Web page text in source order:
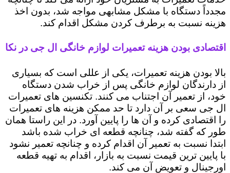
مجدداً دستگاه با مشکل مشابهی مواجه شد، بدون اخذ
هزینه نسبت به برطرف کردن مشکل اقدام کند.
اقتصادی بودن هزینه تعمیرات لوازم خانگی ال جی در نکا
بالا بودن هزینه تعمیرات، یکی از عللی است که بسیاری
از دارندگان لوازم خانگی پس از خراب شدن دستگاه
خود، از تعمیر آن اجتناب می کنند. تکنسین های تعمیرات
ال جی سعی بر آن دارد تا حد ممکن هزینه های تعمیرات
را اقتصادی کرده و آن ها را پایین آورد. در این راستا همان
طور که گفته شد، چنانچه قطعه ای خراب شده باشد
ابتدا نسبت به تعمیر آن اقدام کرده و چنانچه تعمیر نشود
با پایین ترین قیمت نسبت به بازار، اقدام به تهیه قطعه
اورجینال و تعویض آن می کند.